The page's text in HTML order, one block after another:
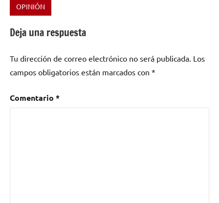
Alonso
Figaro,
lirica,
OPINIÓN
Deja una respuesta
Tu dirección de correo electrónico no será publicada. Los
campos obligatorios están marcados con *
Comentario *